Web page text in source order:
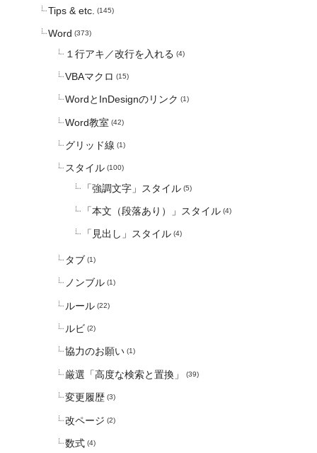
Tips & etc. (145)
Word (373)
１行アキ／改行を入れる (4)
VBAマクロ (15)
WordとInDesignのリンク (1)
Word教室 (42)
グリッド線 (1)
スタイル (100)
「強調文字」スタイル (5)
「本文（段落あり）」スタイル (4)
「見出し」スタイル (4)
タブ (1)
ノンブル (1)
ルール (22)
ルビ (2)
協力のお願い (1)
厳選「高度な検索と置換」 (39)
変更履歴 (3)
改ページ (2)
数式 (4)